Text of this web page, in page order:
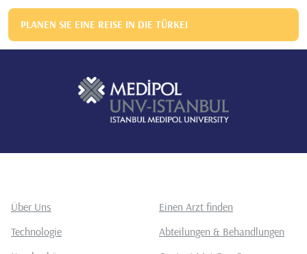
PLANEN SIE EINE REISE IN DIE TÜRKEI
Über Uns
Einen Arzt finden
Technologie
Abteilungen & Behandlungen